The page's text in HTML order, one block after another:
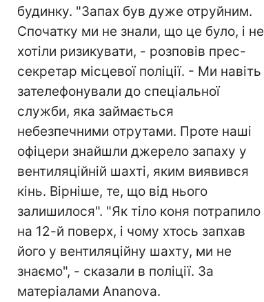
будинку. "Запах був дуже отруйним.
Спочатку ми не знали, що це було, і не
хотіли ризикувати, - розповів прес-
секретар місцевої поліції. - Ми навіть
зателефонували до спеціальної
служби, яка займається
небезпечними отрутами. Проте наші
офіцери знайшли джерело запаху у
вентиляційній шахті, яким виявився
кінь. Вірніше, те, що від нього
залишилося". "Як тіло коня потрапило
на 12-й поверх, і чому хтось запхав
його у вентиляційну шахту, ми не
знаємо", - сказали в поліції. За
матеріалами Аnanova.